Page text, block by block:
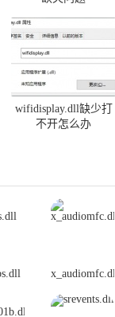
wifidisplay.dll缺少打
不开怎么办
x_audiomfc.dll